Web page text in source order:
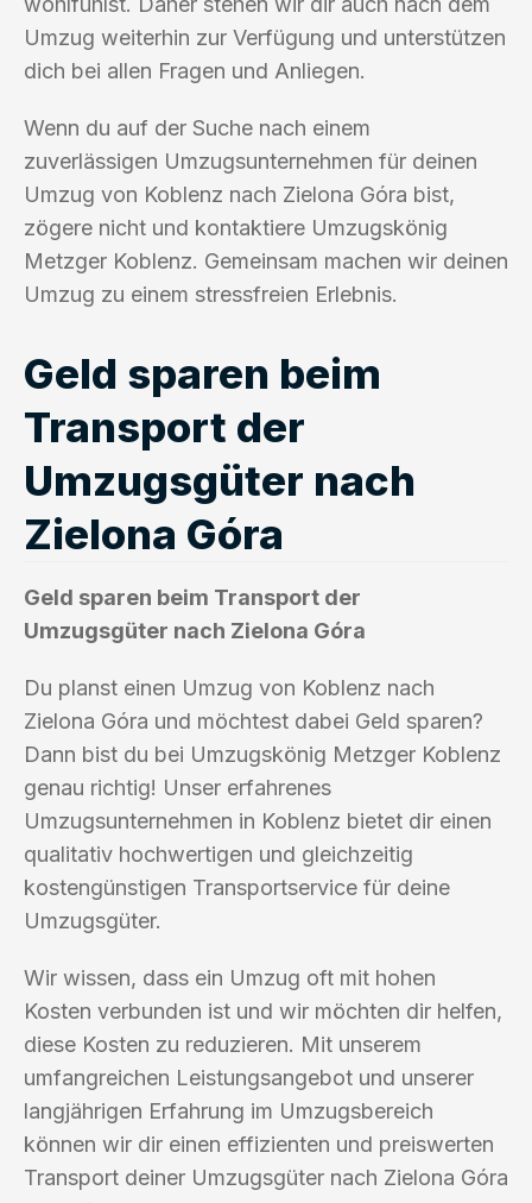
Umzug weiterhin zur Verfügung und unterstützen
dich bei allen Fragen und Anliegen.
Wenn du auf der Suche nach einem
zuverlässigen Umzugsunternehmen für deinen
Umzug von Koblenz nach Zielona Góra bist,
zögere nicht und kontaktiere Umzugskönig
Metzger Koblenz. Gemeinsam machen wir deinen
Umzug zu einem stressfreien Erlebnis.
Geld sparen beim
Transport der
Umzugsgüter nach
Zielona Góra
Geld sparen beim Transport der
Umzugsgüter nach Zielona Góra
Du planst einen Umzug von Koblenz nach
Zielona Góra und möchtest dabei Geld sparen?
Dann bist du bei Umzugskönig Metzger Koblenz
genau richtig! Unser erfahrenes
Umzugsunternehmen in Koblenz bietet dir einen
qualitativ hochwertigen und gleichzeitig
kostengünstigen Transportservice für deine
Umzugsgüter.
Wir wissen, dass ein Umzug oft mit hohen
Kosten verbunden ist und wir möchten dir helfen,
diese Kosten zu reduzieren. Mit unserem
umfangreichen Leistungsangebot und unserer
langjährigen Erfahrung im Umzugsbereich
können wir dir einen effizienten und preiswerten
Transport deiner Umzugsgüter nach Zielona Góra